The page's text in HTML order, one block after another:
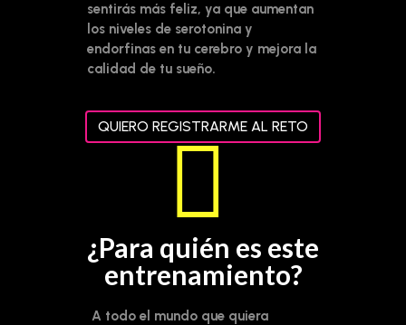
sentirás más feliz, ya que aumentan
los niveles de serotonina y
endorfinas en tu cerebro y mejora la
calidad de tu sueño.
QUIERO REGISTRARME AL RETO
¿Para quién es este
entrenamiento?
A todo el mundo que quiera